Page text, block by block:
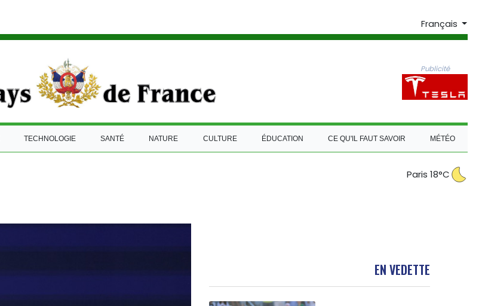
Français
Publicité
TECHNOLOGIE SANTÉ NATURE CULTURE ÉDUCATION CE QU'IL FAUT SAVOIR MÉTÉO
Paris 18°C
EN VEDETTE